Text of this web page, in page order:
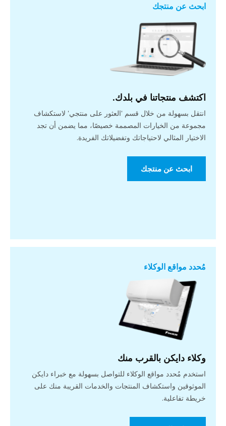
ابحث عن منتجك
اكتشف منتجاتنا في بلدك.
انتقل بسهولة من خلال قسم 'العثور على منتجي' لاستكشاف
مجموعة من الخيارات المصممة خصيصًا، مما يضمن أن تجد
الاختيار المثالي لاحتياجاتك وتفضيلاتك الفريدة.
ابحث عن منتجك
مُحدد مواقع الوكلاء
وكلاء دايكن بالقرب منك
استخدم مُحدد مواقع الوكلاء للتواصل بسهولة مع خبراء دايكن
الموثوقين واستكشاف المنتجات والخدمات القريبة منك على
خريطة تفاعلية.